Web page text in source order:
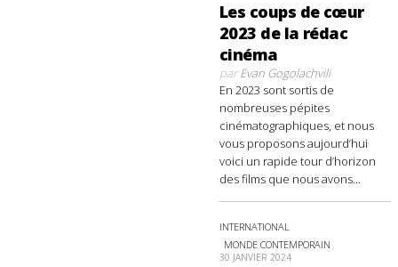
Les coups de cœur
2023 de la rédac
cinéma
parEvan Gogolachvili
En 2023 sont sortis de
nombreuses pépites
cinématographiques, et nous
vous proposons aujourd’hui
voici un rapide tour d’horizon
des films que nous avons...
INTERNATIONAL
MONDE CONTEMPORAIN
30 JANVIER 2024